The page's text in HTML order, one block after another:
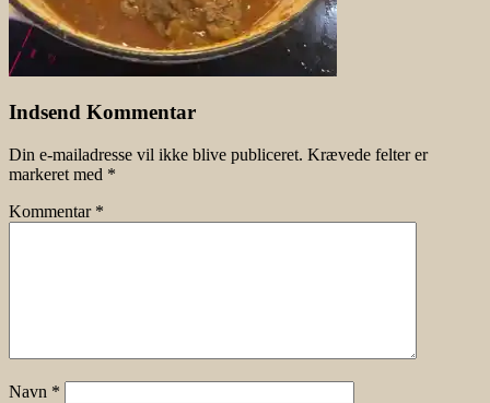
Indsend Kommentar
Din e-mailadresse vil ikke blive publiceret. Krævede felter er
markeret med *
Kommentar *
Navn *